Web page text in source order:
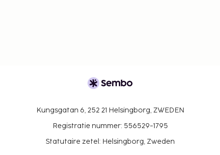
Kungsgatan 6, 252 21 Helsingborg, ZWEDEN
Registratie nummer: 556529-1795
Statutaire zetel: Helsingborg, Zweden